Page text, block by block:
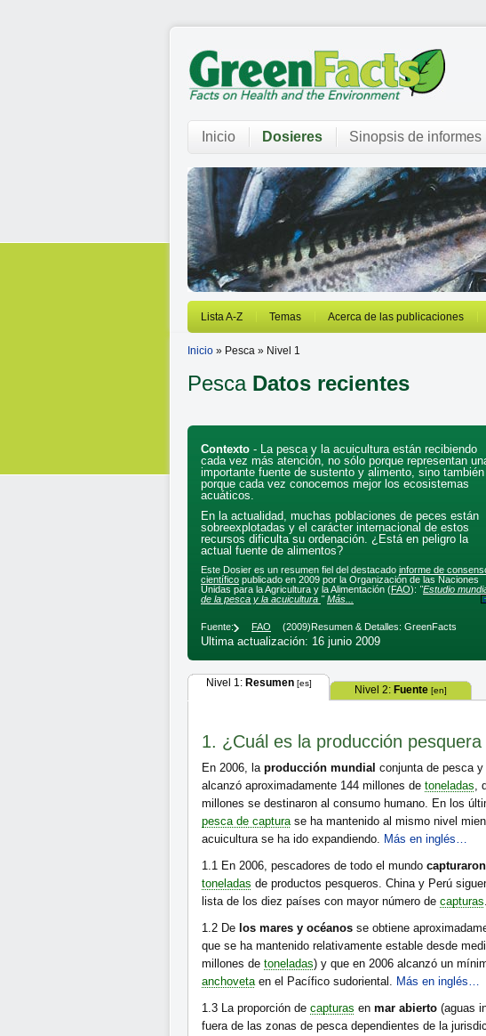
Inicio Dosieres Sinopsis de informes
Lista A-Z Temas Acerca de las publicaciones
Inicio » Pesca » Nivel 1
Pesca Datos recientes
Contexto - La pesca y la acuicultura están recibiendo
cada vez más atención, no sólo porque representan
importante fuente de sustento y alimento, sino también
porque cada vez conocemos mejor los ecosistemas
acuáticos.
En la actualidad, muchas poblaciones de peces están
sobreexplotadas y el carácter internacional de estos
recursos dificulta su ordenación. ¿Está en peligro la
actual fuente de alimentos?
Este Dosier es un resumen fiel del destacado informe de
científico publicado en 2009 por la Organización de las Naciones
Unidas para la Agricultura y la Alimentación (FAO): "Estudio
de la pesca y la acuicultura " Más...
Fuente: FAO (2009)Resumen & Detalles: GreenFacts
Ultima actualización: 16 junio 2009
Nivel 1: Resumen[es]
Nivel 2: Fuente [en]
1. ¿Cuál es la producción
En 2006, la producción mundial conjunta de pesca y
alcanzó aproximadamente 144 millones de toneladas,
millones se destinaron al consumo humano. En los
pesca de capturase ha mantenido al mismo nivel
acuicultura se ha ido expandiendo. Más en inglés…
1.1 En 2006, pescadores de todo el mundo capturaron
toneladas de productos pesqueros. China y Perú
lista de los diez países con mayor número de capturas.
1.2 De los mares y océanos se obtiene
que se ha mantenido relativamente estable desde
millones de toneladas) y que en 2006 alcanzó un
anchovetaen el Pacífico sudoriental. Más en inglés…
1.3 La proporción de capturas en mar abierto (aguas
fuera de las zonas de pesca dependientes de la